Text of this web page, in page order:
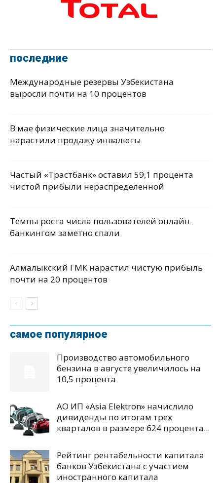
последние
Международные резервы Узбекистана
выросли почти на 10 процентов
В мае физические лица значительно
нарастили продажу инвалюты
Частый «Трастбанк» оставил 59,1 процента
чистой прибыли нераспределенной
Темпы роста числа пользователей онлайн-
банкингом заметно спали
Алмалыкский ГМК нарастил чистую прибыль
почти на 20 процентов
самое популярное
Производство автомобильного
бензина в августе увеличилось на
10,5 процента
АО ИП «Asia Elektron» начислило
дивиденды по итогам трех
кварталов в размере 624 процента...
Рейтинг рентабельности капитала
банков Узбекистана с участием
иностранного капитала